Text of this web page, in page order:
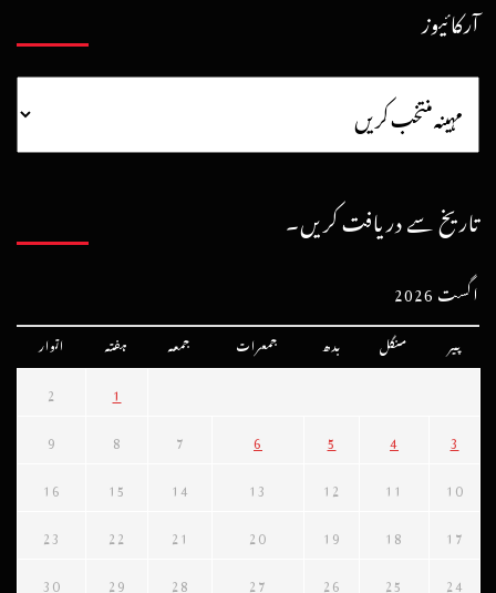
آرکائیوز
تاریخ سے دریافت کریں۔
اگست 2026
پیر منگل بدھ جمعرات جمعہ ہفتہ اتوار
1
2
3
4
5
6
7
8
9
10
11
12
13
14
15
16
17
18
19
20
21
22
23
24
25
26
27
28
29
30